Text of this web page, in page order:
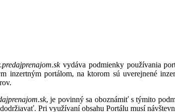
vydáva podmienky používania
inzertným portálom, na ktorom sú uverejnené
, je povinný sa oboznámiť s týmito
Pri využívaní obsahu Portálu musí